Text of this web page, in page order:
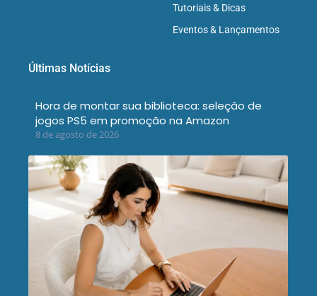
Tutoriais & Dicas
Eventos & Lançamentos
Últimas Notícias
Hora de montar sua biblioteca: seleção de
jogos PS5 em promoção na Amazon
8 de agosto de 2026